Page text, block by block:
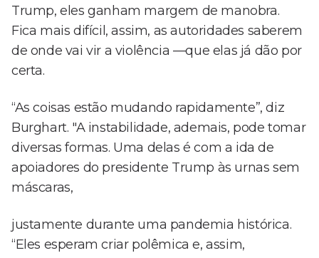
Trump, eles ganham margem de manobra.
Fica mais difícil, assim, as autoridades saberem
de onde vai vir a violência —que elas já dão por
certa.
“As coisas estão mudando rapidamente”, diz
Burghart. "A instabilidade, ademais, pode tomar
diversas formas. Uma delas é com a ida de
apoiadores do presidente Trump às urnas sem
máscaras,
justamente durante uma pandemia histórica.
“Eles esperam criar polêmica e, assim,